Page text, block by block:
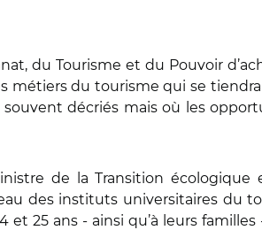
du Tourisme et du Pouvoir
métiers du tourisme qui se
décriés mais où les
de la Transition
des instituts universitaires du
et 25 ans - ainsi qu’à leurs